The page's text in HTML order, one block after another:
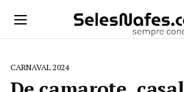
CARNAVAL 2024